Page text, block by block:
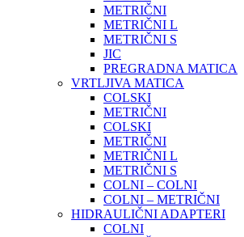
METRIČNI
METRIČNI L
METRIČNI S
JIC
PREGRADNA MATICA
VRTLJIVA MATICA
COLSKI
METRIČNI
COLSKI
METRIČNI
METRIČNI L
METRIČNI S
COLNI – COLNI
COLNI – METRIČNI
HIDRAULIČNI ADAPTERI
COLNI